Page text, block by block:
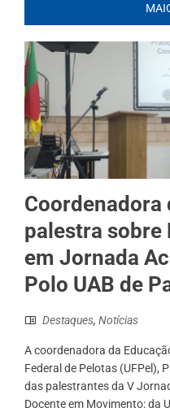
Coordenadora
palestra sobre
em Jornada
Polo UAB de
Destaques, Notícias
A coordenadora da
Federal de Pelotas (UFPel),
das palestrantes da V
Docente em Movimento: da